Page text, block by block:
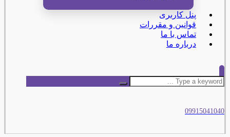
پنل کاربری
قوانین و مقررات
تماس با ما
درباره ما
09915041040